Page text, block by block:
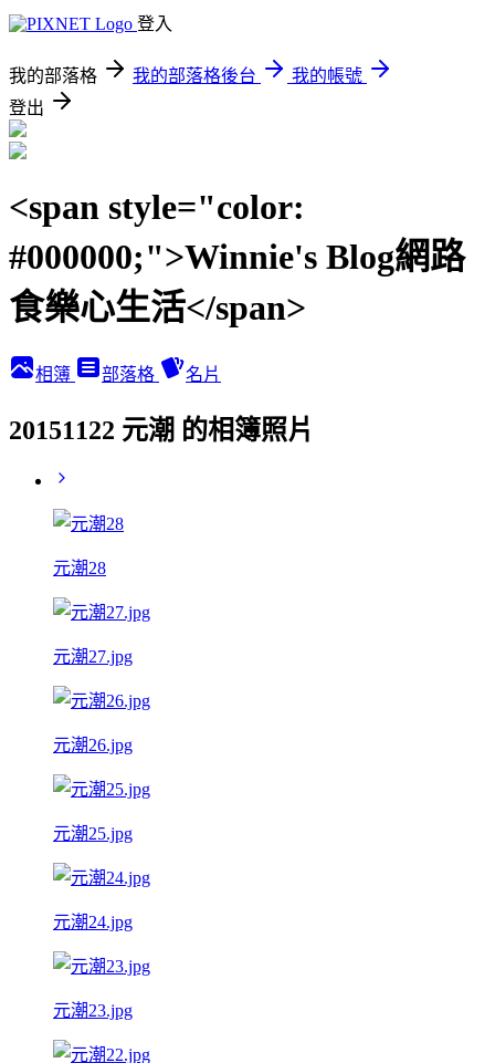
登入
我的部落格 我的部落格後台
我的帳號
登出
<span style="color:
#000000;">Winnie's Blog網路
食樂心生活</span>
相簿 部落格 名片
20151122 元潮 的相簿照片
元潮28
元潮27.jpg
元潮26.jpg
元潮25.jpg
元潮24.jpg
元潮23.jpg